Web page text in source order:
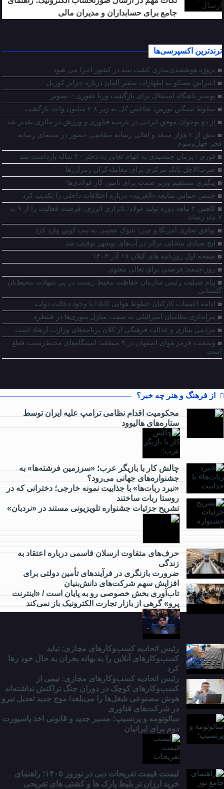
جامع برای حسابداران و مدیران مالی
ترندترین اکسپرسی‌ها
پروژه هوشمندی‌سازی کشت پنبه در کشور اجرا می شود
اعتراض مسکو به اظهارات سفیر آلمان درباره جزایر کوریل
پوستر باشگاه استقلال برای بازگشت وریا غفوری + تصویر
سقوط سنگین بورس؛ شاخص کل به زیر ۲.۸ میلیون واحد بازگشت
از دو نوجوان موفق ایرانی در عرصه فناوری و ورزش در مالزی تقدیر شد
بیش از ۲ هزار منتقد و اهالی رسانه متقاضی حضور در سینمای رسانه‌
فجر چهل‌وسوم
فوری / پژمان جمشیدی به اتهام تجاوز به دختر ۲۰ ساله بازداشت شد
ضرب‌الاجل بانک مرکزی برای معامله‌گران رمزارز‌ها
پیگیری مستقیم وزیر صمت برای تامین گاز فولادی‌ها
جنبش حماس شایعه «العربیه» درباره اختلافات داخلی را تکذیب کرد
کاهش ۲ ماهه دوره تولید فولاد/ ناترازی انرژی، فرصت فعالیت را از ۹ به
۷ ماه رساند
توافق تجاری آمریکا و چین؛ شوک عجیبی به بیت کوین وارد کرد
لنج صیادی متخلف ترالر در آب‌های بوشهر توقیف شد
صفحه اول روزنامه های گیلان ۱۷ آذر ۱۴۰۳
روز جمعه؛ فرصتی برای تعالی معنوی
پیام تسلیت رئیس سازمان حفاظت محیط زیست در پی شهادت محیط‌بان
گلستانی
ادامه اعتصاب کارکنان خطوط هوایی کانادا با وجود دخالت دولت
تیراندازی نظامیان اسرائیلی به سمت منازل سوری‌ها در قنیطره
مردمی سازی و عدالت فرهنگی از کلان برنامه‌های وزارت ارشاد است
وضعیت قرمز هوای اصفهان در ۹ منطقه؛ ایستگاه‌های محیط‌زیست قطع
است
از فرهنگ و هنر چه خبر؟
محکومیت اقدام نظامی ترامپ علیه ایران توسط
ستاره‌های هالیوود
چالش کار با بازیگر عرب؛ «سرزمین فرشته‌ها» به
جشنواره‌های جهانی می‌رود؟
«نبرد ربات‌ها» با جذابیت نمونه خارجی؛ دخترانی که در
روستا ربات ساختند
تشریح جزئیات جشنواره‌ تلویزیونی مستند در «نردبان»
حرف‌های متفاوت ارسلان قاسمی درباره اعتقاد به
زندگی
از
کارآفرینی
چه خبر؟
ضرورت بازنگری در فرآیندهای تأمین دولتی برای
افزایش سهم شرکت‌های دانش‌بنیان
تاب‌آوری بخش خصوصی رو به پایان است / «اینترنت
پرو» گرهی از بازار تجارت الکترونیک باز نمی‌کند
رئیس اتحادیه کسب‌وکارهای مجازی: نباید
کسب‌وکارهای آنلاین را به بهانه بحران به حال خود رها
کرد
رئیس اتحادیه کسب‌وکارهای مجازی: نیمی از
کسب‌وکارهای کوچک در دوران جنگ‌ تراکنش نداشته‌اند
هوش مصنوعی شغل‌ها را می‌بلعد/ موج جدید تعدیل نیرو
در شرکت‌های فناوری
از
سائوتومه و پرنسیپ؛ مسیر جدید و قانونی اخذ پاسپورت
دوم برای ایرانیان
لیست قیمت تفریحات دبی در نوروز ۱۴۰۵؛ راهنمای
خرید ارزان تر بلیط پارک ها و کشتی های تفریحی
از
مدارس
دانشگاه
چه
خبر؟